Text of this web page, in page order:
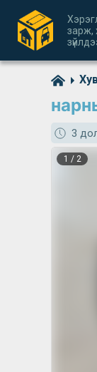
зарж,
3
1 / 2